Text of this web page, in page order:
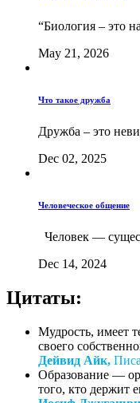
“Биология – это
May 21, 2026
Что такое дружба
Дружба – это
Dec 02, 2025
Человеческое общение
Человек —
Dec 14, 2024
Цитаты:
Мудрость, имеет
своего
Дейвид Айк,
Образование —
того, кто держит